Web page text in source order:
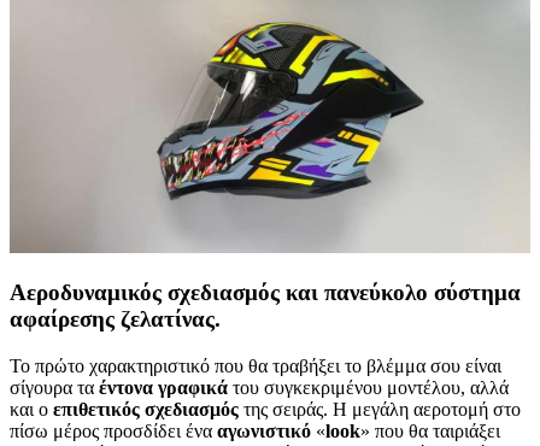
Αεροδυναμικός σχεδιασμός και πανεύκολο σύστημα
αφαίρεσης ζελατίνας.
Το πρώτο χαρακτηριστικό που θα τραβήξει το βλέμμα σου είναι
σίγουρα τα έντονα γραφικά του συγκεκριμένου μοντέλου, αλλά
και ο επιθετικός σχεδιασμός της σειράς. Η μεγάλη αεροτομή στο
πίσω μέρος προσδίδει ένα αγωνιστικό «look» που θα ταιριάξει